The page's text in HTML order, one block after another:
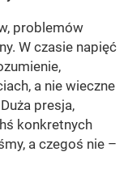
problemów
W czasie napięć
a nie wieczne
presja,
konkretnych
a czegoś nie –